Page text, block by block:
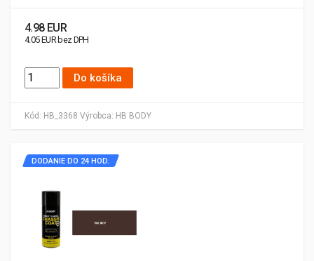
Kód: HB_3368 Výrobca: HB BODY
4.98 EUR
4.05 EUR bez DPH
Do košíka
DODANIE DO 24 HOD.